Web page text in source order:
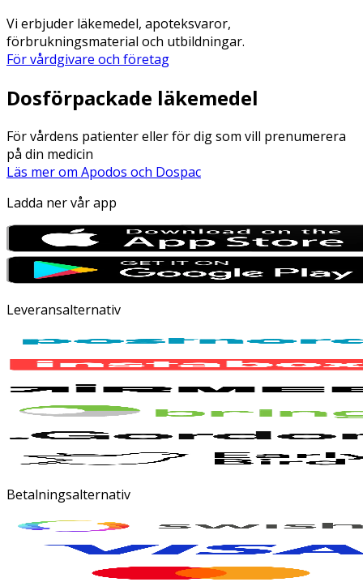
Vi erbjuder läkemedel, apoteksvaror,
förbrukningsmaterial och utbildningar.
För vårdgivare och företag
Dosförpackade läkemedel
För vårdens patienter eller för dig som vill prenumerera
på din medicin
Läs mer om Apodos och Dospac
Ladda ner vår app
Leveransalternativ
Betalningsalternativ